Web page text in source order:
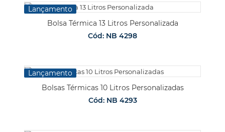
Lançamento
Bolsa Térmica 13 Litros Personalizada
Cód: NB 4298
Lançamento
Bolsas Térmicas 10 Litros Personalizadas
Cód: NB 4293